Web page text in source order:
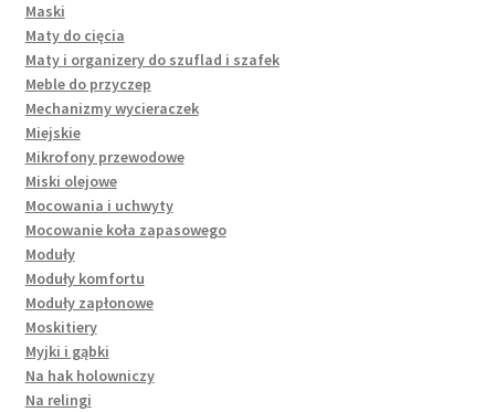
Maski
Maty do cięcia
Maty i organizery do szuflad i szafek
Meble do przyczep
Mechanizmy wycieraczek
Miejskie
Mikrofony przewodowe
Miski olejowe
Mocowania i uchwyty
Mocowanie koła zapasowego
Moduły
Moduły komfortu
Moduły zapłonowe
Moskitiery
Myjki i gąbki
Na hak holowniczy
Na relingi